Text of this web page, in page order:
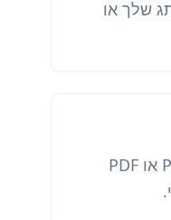
שלך או
הורד בפורמט PNG, SVG או PDF